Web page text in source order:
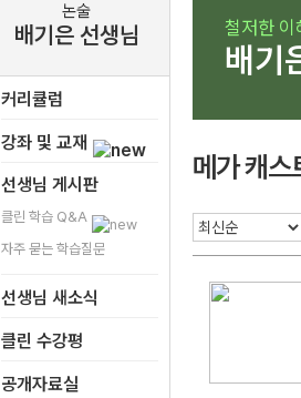
논술
배기은 선생님
커리큘럼
강좌 및 교재
선생님 게시판
클린 학습 Q&A
자주 묻는 학습질문
선생님 새소식
클린 수강평
공개자료실
철저한 이
배기
메가 캐스